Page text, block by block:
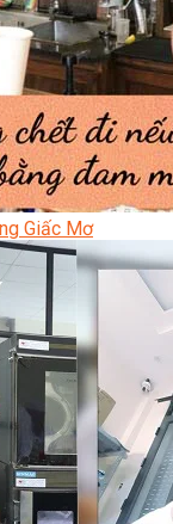
Giấc Mơ